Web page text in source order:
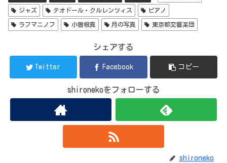
ジャズ テオドール・クルレンツィス ピアノ
ラフマニノフ 小曽根真 月の写真 東京都交響楽団
シェアする
Twitter Facebook コピー
shironekoをフォローする
shironeko